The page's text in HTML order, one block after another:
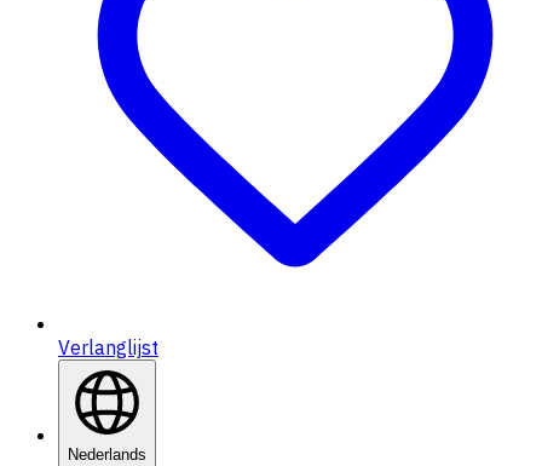
Verlanglijst
Nederlands